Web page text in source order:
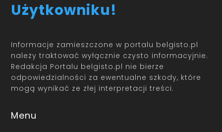
Użytkowniku!
Informacje zamieszczone w portalu belgisto.pl
należy traktować wyłącznie czysto informacyjnie.
Redakcja Portalu belgisto.pl nie bierze
odpowiedzialności za ewentualne szkody, które
mogą wynikać ze złej interpretacji treści.
Menu